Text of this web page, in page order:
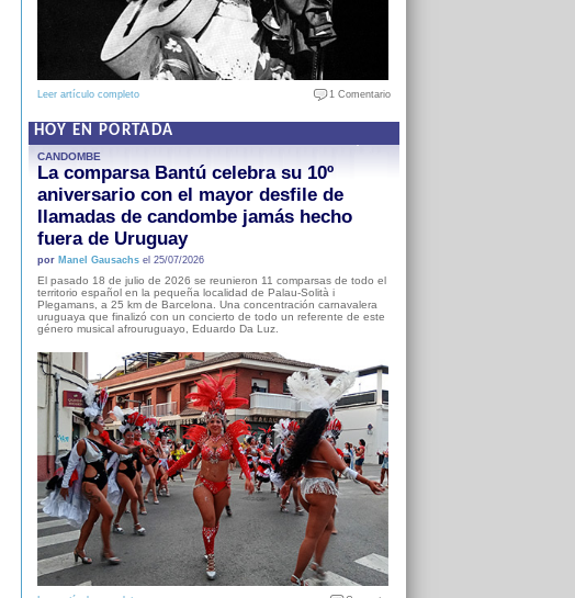
Leer artículo completo 1 Comentario
HOY EN PORTADA
CANDOMBE
La comparsa Bantú celebra su 10º
aniversario con el mayor desfile de
llamadas de candombe jamás hecho
fuera de Uruguay
por Manel Gausachsel 25/07/2026
El pasado 18 de julio de 2026 se reunieron 11 comparsas de todo el
territorio español en la pequeña localidad de Palau-Solità i
Plegamans, a 25 km de Barcelona. Una concentración carnavalera
uruguaya que finalizó con un concierto de todo un referente de este
género musical afrouruguayo, Eduardo Da Luz.